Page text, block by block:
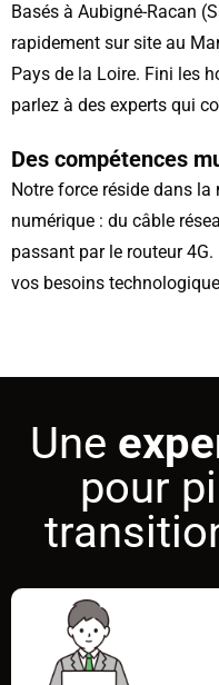
Basés à Aubigné-Racan
rapidement sur site au
Pays de la Loire. Fini les
parlez à des experts qui
Des compétences
Notre force réside dans
numérique : du câble
passant par le routeur
vos besoins
Une
pour